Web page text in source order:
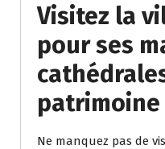
Visitez la
pour ses
Ne manquez pas de